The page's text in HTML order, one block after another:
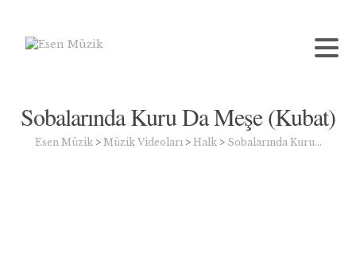
Sobalarında Kuru Da Meşe (Kubat)
Esen Müzik> Müzik Videoları > Halk> Sobalarında Kuru…